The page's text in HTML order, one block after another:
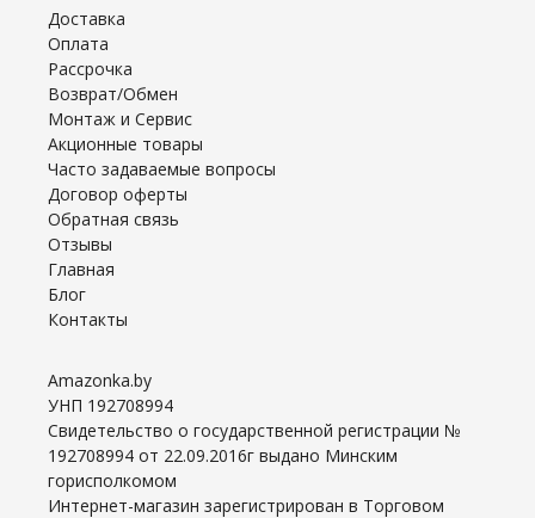
Доставка
Оплата
Рассрочка
Возврат/Обмен
Монтаж и Сервис
Акционные товары
Часто задаваемые вопросы
Договор оферты
Обратная связь
Отзывы
Главная
Блог
Контакты
Amazonka.by
УНП 192708994
Свидетельство о государственной регистрации №
192708994 от 22.09.2016г выдано Минским
горисполкомом
Интернет-магазин зарегистрирован в Торговом